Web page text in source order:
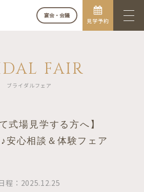
宴会・会議
見学予約
FAIR
ブライダルフェア
式場見学する方へ】
安心相談＆体験フェア
程：2025.12.25